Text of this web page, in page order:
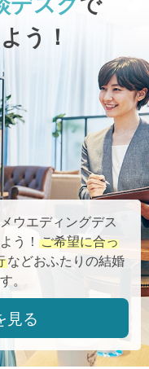
う！
ウエディングデス
う！ ご希望に合っ
などおふたりの結婚
。
見る